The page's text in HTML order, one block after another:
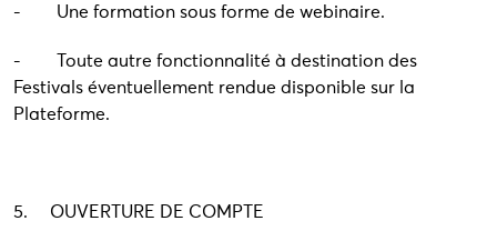
- Une formation sous forme de webinaire.
- Toute autre fonctionnalité à destination des
Festivals éventuellement rendue disponible sur la
Plateforme.
5. OUVERTURE DE COMPTE